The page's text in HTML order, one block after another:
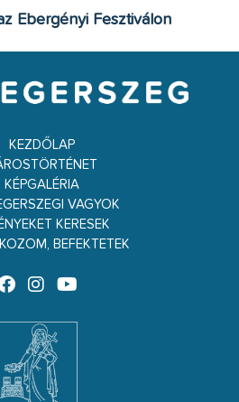
Ebergényi Fesztiválon
KEZDŐLAP
KÉPGALÉRIA
VAGYOK
KERESEK
BEFEKTETEK